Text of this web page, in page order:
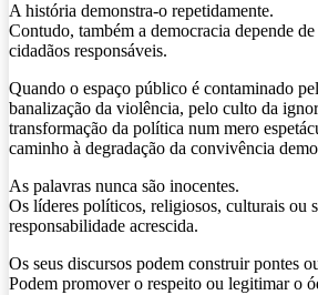
A história demonstra-o repetidamente.
Contudo, também a democracia depende
cidadãos responsáveis.
Quando o espaço público é contaminado
banalização da violência, pelo culto da
transformação da política num mero
caminho à degradação da convivência
As palavras nunca são inocentes.
Os líderes políticos, religiosos, culturais ou
responsabilidade acrescida.
Os seus discursos podem construir pontes
Podem promover o respeito ou legitimar o